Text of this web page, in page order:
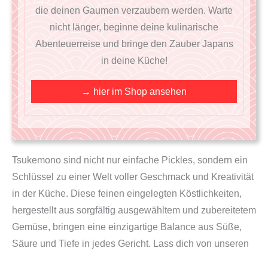
die deinen Gaumen verzaubern werden. Warte
nicht länger, beginne deine kulinarische
Abenteuerreise und bringe den Zauber Japans
in deine Küche!
→ hier im Shop ansehen
Tsukemono sind nicht nur einfache Pickles, sondern ein
Schlüssel zu einer Welt voller Geschmack und Kreativität
in der Küche. Diese feinen eingelegten Köstlichkeiten,
hergestellt aus sorgfältig ausgewähltem und zubereitetem
Gemüse, bringen eine einzigartige Balance aus Süße,
Säure und Tiefe in jedes Gericht. Lass dich von unseren